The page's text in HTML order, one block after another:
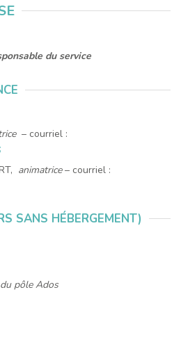
du service
– courriel :
animatrice– courriel :
SANS HÉBERGEMENT)
pôle Ados